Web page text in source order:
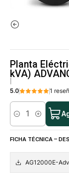
Planta
kVA)
5.0
1
Cantidad
FICHA TÉCNICA –
AG12000E-